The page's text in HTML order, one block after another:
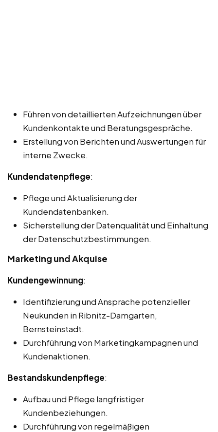
Führen von detaillierten Aufzeichnungen über
Kundenkontakte und Beratungsgespräche.
Erstellung von Berichten und Auswertungen für
interne Zwecke.
Kundendatenpflege:
Pflege und Aktualisierung der
Kundendatenbanken.
Sicherstellung der Datenqualität und Einhaltung
der Datenschutzbestimmungen.
Marketing und Akquise
Kundengewinnung:
Identifizierung und Ansprache potenzieller
Neukunden in Ribnitz-Damgarten,
Bernsteinstadt.
Durchführung von Marketingkampagnen und
Kundenaktionen.
Bestandskundenpflege:
Aufbau und Pflege langfristiger
Kundenbeziehungen.
Durchführung von regelmäßigen